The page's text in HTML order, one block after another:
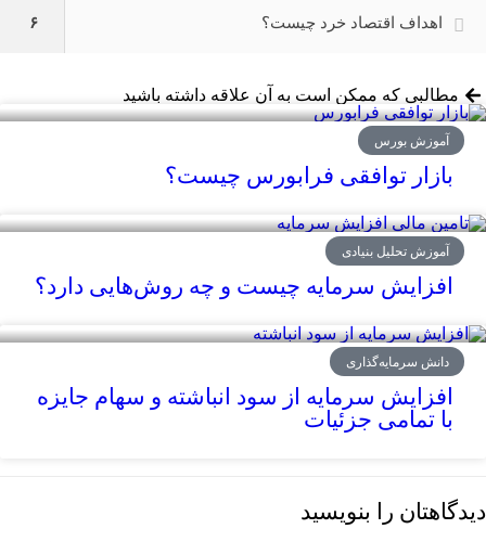
۶ اهداف اقتصاد خرد چیست؟
مطالبی که ممکن است به آن علاقه داشته باشید
آموزش بورس
بازار توافقی فرابورس چیست؟
آموزش تحلیل بنیادی
افزایش سرمایه چیست و چه روش‌هایی دارد؟
دانش سرمایه‌گذاری
افزایش سرمایه از سود انباشته و سهام جایزه
با تمامی جزئیات
دیدگاهتان را بنویسید